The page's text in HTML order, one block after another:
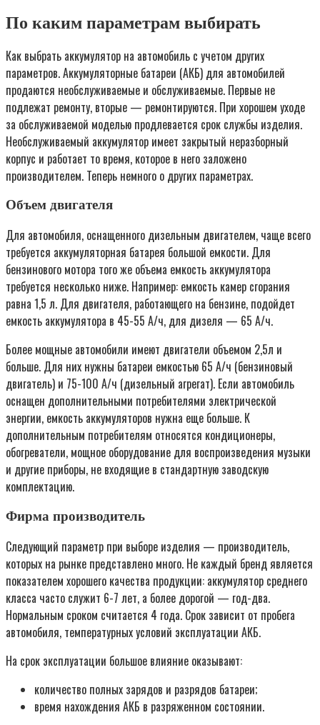
По каким параметрам выбирать
Как выбрать аккумулятор на автомобиль с учетом других
параметров. Аккумуляторные батареи (АКБ) для автомобилей
продаются необслуживаемые и обслуживаемые. Первые не
подлежат ремонту, вторые — ремонтируются. При хорошем уходе
за обслуживаемой моделью продлевается срок службы изделия.
Необслуживаемый аккумулятор имеет закрытый неразборный
корпус и работает то время, которое в него заложено
производителем. Теперь немного о других параметрах.
Объем двигателя
Для автомобиля, оснащенного дизельным двигателем, чаще всего
требуется аккумуляторная батарея большой емкости. Для
бензинового мотора того же объема емкость аккумулятора
требуется несколько ниже. Например: емкость камер сгорания
равна 1,5 л. Для двигателя, работающего на бензине, подойдет
емкость аккумулятора в 45-55 А/ч, для дизеля — 65 А/ч.
Более мощные автомобили имеют двигатели объемом 2,5л и
больше. Для них нужны батареи емкостью 65 А/ч (бензиновый
двигатель) и 75-100 А/ч (дизельный агрегат). Если автомобиль
оснащен дополнительными потребителями электрической
энергии, емкость аккумуляторов нужна еще больше. К
дополнительным потребителям относятся кондиционеры,
обогреватели, мощное оборудование для воспроизведения музыки
и другие приборы, не входящие в стандартную заводскую
комплектацию.
Фирма производитель
Следующий параметр при выборе изделия — производитель,
которых на рынке представлено много. Не каждый бренд является
показателем хорошего качества продукции: аккумулятор среднего
класса часто служит 6-7 лет, а более дорогой — год-два.
Нормальным сроком считается 4 года. Срок зависит от пробега
автомобиля, температурных условий эксплуатации АКБ.
На срок эксплуатации большое влияние оказывают:
количество полных зарядов и разрядов батареи;
время нахождения АКБ в разряженном состоянии.